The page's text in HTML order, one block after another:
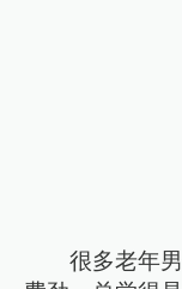
很多老年